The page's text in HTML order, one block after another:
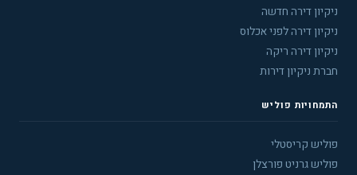
ניקיון דירה חדשה
ניקיון דירה לפני אכלוס
ניקיון דירה ריקה
חברת ניקיון דירות
התמחויות פוליש
פוליש קריסטלי
פוליש גרניט פורצלן